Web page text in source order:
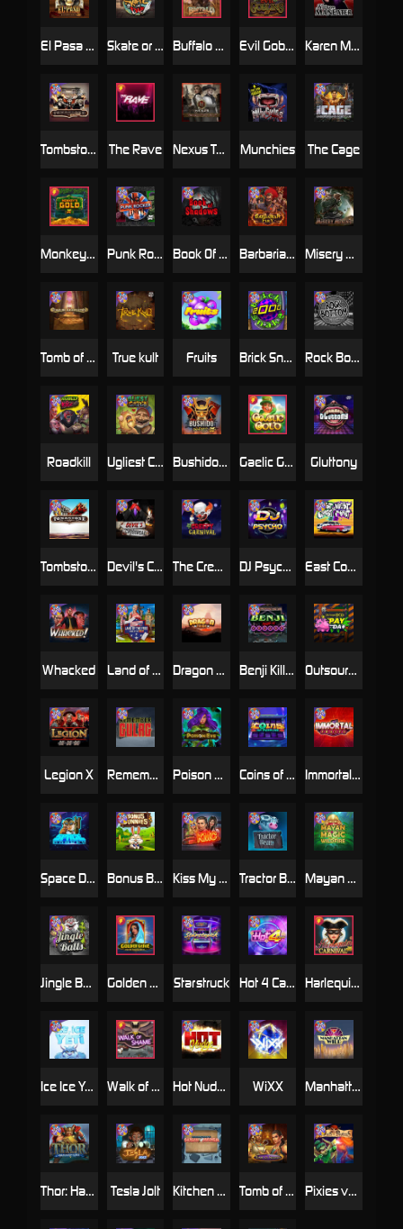
Munchies
Skate or Die
Nexus Tombstone RIP
Outsourced: Payday
Tombstone No Mercy
Manhattan Goes Wild
Roadkill
Kiss My Chainsaw
Book Of Shadows
Rock Bottom
Tractor Beam
The Cage
Hot Nudge
Space Donkey
El Pasa Gunfight xNudge
Land of the Free
Brick Snake 2000
Starstruck
Monkey's Gold xPays
Benji Killed in Vegas
Barbarian Fury
Poison Eve
Devil's Crossroad
Tomb of Nefertiti
Tomb of Akhenaten
Golden Genie And The Walking Wilds
Dragon Tribe
Immortal Fruits
Tesla Jolt
Evil Goblins xBomb
Coins of Fortune
Gluttony
Mayan Magic Wildfire
WiXX
Legion X
Fruits
Bonus Bunnies
DJ Psycho
Hot 4 Cash
Buffalo Hunter
Tombstone
Punk Rocker
Gaelic Gold
East Coast Vs West Coast
The Creepy Carnival
Whacked
Jingle Balls Harlequin Carnival
Walk of Shame
Misery Mining
Kitchen Drama: Sushi Mania Pixies vs Pirates
Thor: Hammer Time
Ice Ice Yeti
Remember Gulag
Karen Maneater
True kult
Bushido Way xNudge
Ugliest Catch
The Rave